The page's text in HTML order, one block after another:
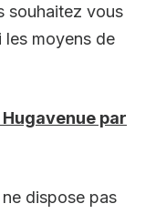
souhaitez vous
les moyens de
par
dispose pas